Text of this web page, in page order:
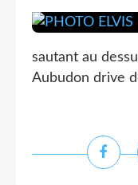
sautant au
Aubudon drive